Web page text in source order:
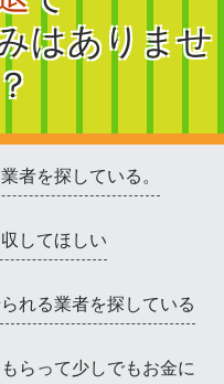
はありませ
者を探している。
してほしい
れる業者を探している
らって少しでもお金に